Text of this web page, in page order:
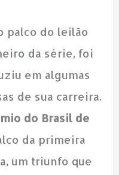
palco do leilão
da série, foi
em algumas
de sua carreira.
do Brasil de
da primeira
um triunfo que